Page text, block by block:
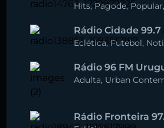
Hits,Pagode,Popular,
Rádio Cidade 99.7
Eclética,Futebol,
Rádio 96 FM
Adulta, Urban
Rádio Fronteira